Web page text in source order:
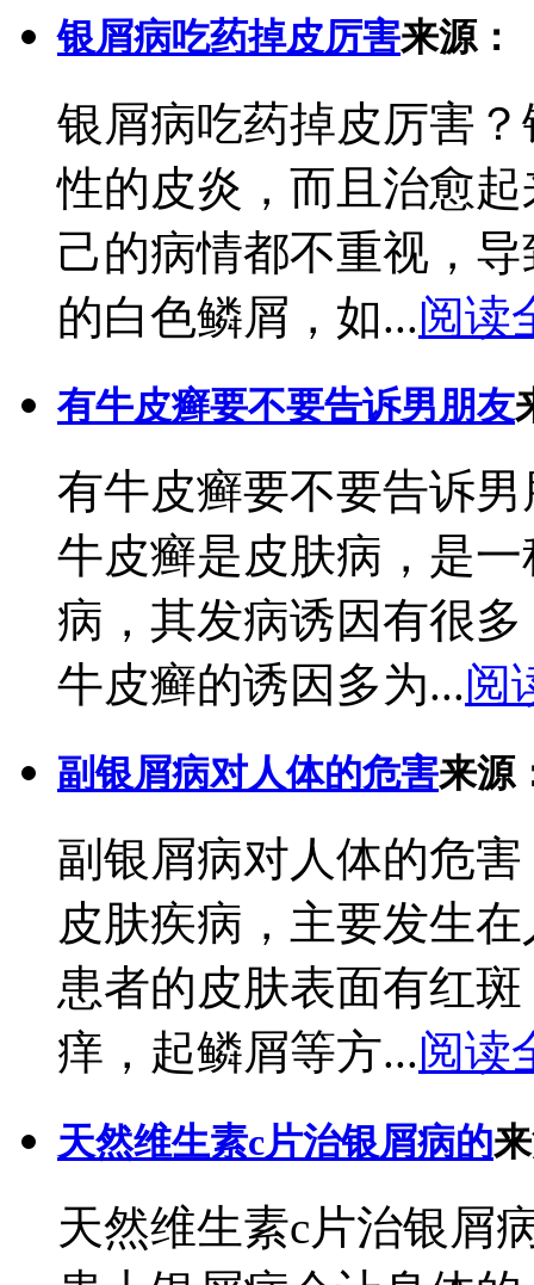
银屑病吃药掉皮厉害来源：
银屑病吃药掉皮厉害
性的皮炎，而且治愈
己的病情都不重视，
的白色鳞屑，如...阅读
有牛皮癣要不要告诉男朋友
有牛皮癣要不要告诉
牛皮癣是皮肤病，是
病，其发病诱因有很
牛皮癣的诱因多为...阅
副银屑病对人体的危害来源
副银屑病对人体的危
皮肤疾病，主要发生
患者的皮肤表面有红
痒，起鳞屑等方...阅读
天然维生素c片治银屑病的
天然维生素c片治银屑